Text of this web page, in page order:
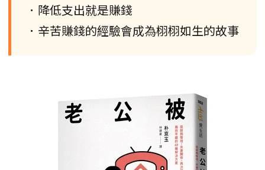
．降低支出就是賺錢
．辛苦賺錢的經驗會成為栩栩如生的故事